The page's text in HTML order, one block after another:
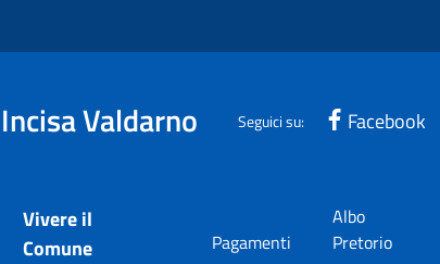
Valdarno Seguici su: Facebook
Vivere il
Comune
Pagamenti
Albo
Pretorio